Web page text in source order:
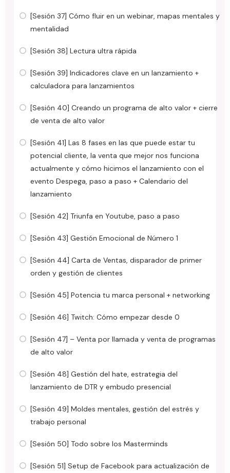
[Sesión 37] Cómo fluir en un webinar, mapas mentales y
mentalidad
[Sesión 38] Lectura ultra rápida
[Sesión 39] Indicadores clave en un lanzamiento +
calculadora para lanzamientos
[Sesión 40] Creando un programa de alto valor + cierre
de venta de alto valor
[Sesión 41] Las 8 fases en las que puede estar tu
potencial cliente, la venta que mejor nos funciona
actualmente y cómo hicimos el lanzamiento con el
evento Despega, paso a paso + Calendario del
lanzamiento
[Sesión 42] Triunfa en Youtube, paso a paso
[Sesión 43] Gestión Emocional de Número 1
[Sesión 44] Carta de Ventas, disparador de primer
orden y gestión de clientes
[Sesión 45] Potencia tu marca personal + networking
[Sesión 46] Twitch: Cómo empezar desde 0
[Sesión 47] – Venta por llamada y venta de programas
de alto valor
[Sesión 48] Gestión del hate, estrategia del
lanzamiento de DTR y embudo presencial
[Sesión 49] Moldes mentales, gestión del estrés y
trabajo personal
[Sesión 50] Todo sobre los Masterminds
[Sesión 51] Setup de Facebook para actualización de